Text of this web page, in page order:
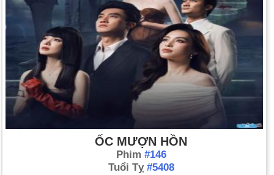
ỐC MƯỢN HỒN
Phim #146
Tuổi Tỵ #5408